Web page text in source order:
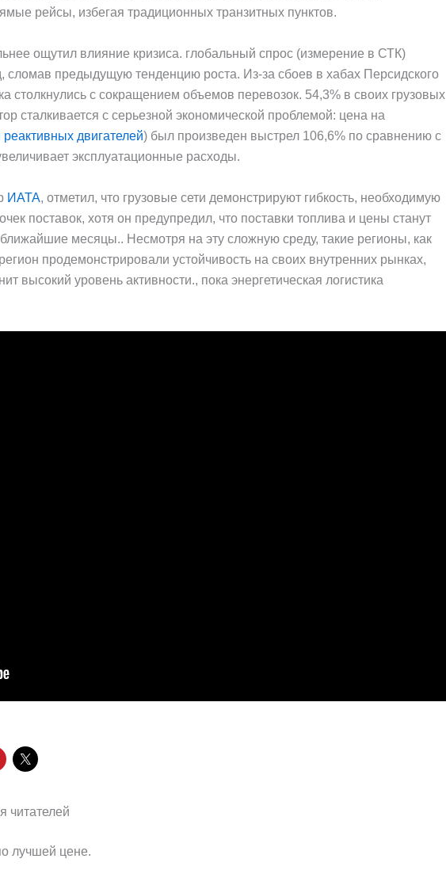
рейсы, избегая традиционных транзитных пунктов.
ощутил влияние кризиса. глобальный спрос (измерение в СТК)
сломав предыдущую тенденцию роста. Из-за сбоев в хабах Персидского
столкнулись с сокращением объемов перевозок. 54,3% в своих грузовых
сталкивается с серьезной экономической проблемой: цена на
двигателей) был произведен выстрел 106,6% по сравнению с
эксплуатационные расходы.
ИАТА, отметил, что грузовые сети демонстрируют гибкость, необходимую
поставок, хотя он предупредил, что поставки топлива и цены станут
месяцы.. Несмотря на эту сложную среду, такие регионы, как
продемонстрировали устойчивость на своих внутренних рынках,
высокий уровень активности., пока энергетическая логистика
читателей
лучшей цене.